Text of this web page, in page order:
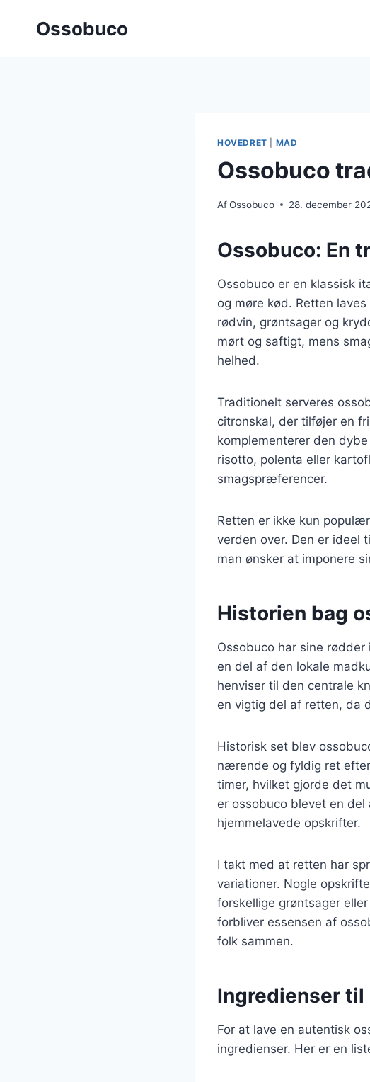
Ossobuco
HOVEDRET MAD
Ossobuco
AfOssobuco 28. december
Ossobuco: En
Ossobuco er en klassisk
og møre kød. Retten
rødvin, grøntsager og
mørt og saftigt, mens
helhed.
Traditionelt serveres
citronskal, der tilføjer en
komplementerer den
risotto, polenta eller
smagspræferencer.
Retten er ikke kun
verden over. Den er ideel
man ønsker at imponere
Historien bag
Ossobuco har sine
en del af den lokale
henviser til den centrale
en vigtig del af retten, da
Historisk set blev
nærende og fyldig ret
timer, hvilket gjorde det
er ossobuco blevet en
hjemmelavede opskrifter.
I takt med at retten har
variationer. Nogle
forskellige grøntsager
forbliver essensen af
folk sammen.
Ingredienser
For at lave en autentisk
ingredienser. Her er en